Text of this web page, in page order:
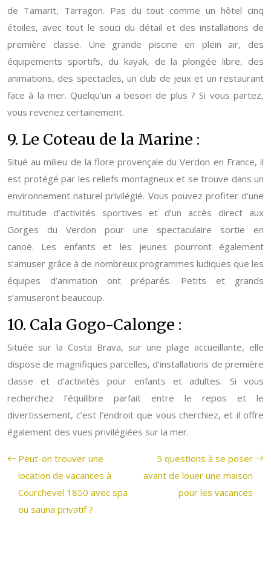
de Tamarit, Tarragon. Pas du tout comme un hôtel cinq
étoiles, avec tout le souci du détail et des installations de
première classe. Une grande piscine en plein air, des
équipements sportifs, du kayak, de la plongée libre, des
animations, des spectacles, un club de jeux et un restaurant
face à la mer. Quelqu’un a besoin de plus ? Si vous partez,
vous revenez certainement.
9. Le Coteau de la Marine :
Situé au milieu de la flore provençale du Verdon en France, il
est protégé par les reliefs montagneux et se trouve dans un
environnement naturel privilégié. Vous pouvez profiter d’une
multitude d’activités sportives et d’un accès direct aux
Gorges du Verdon pour une spectaculaire sortie en
canoë. Les enfants et les jeunes pourront également
s’amuser grâce à de nombreux programmes ludiques que les
équipes d’animation ont préparés. Petits et grands
s’amuseront beaucoup.
10. Cala Gogo-Calonge :
Située sur la Costa Brava, sur une plage accueillante, elle
dispose de magnifiques parcelles, d’installations de première
classe et d’activités pour enfants et adultes. Si vous
recherchez l’équilibre parfait entre le repos et le
divertissement, c’est l’endroit que vous cherchiez, et il offre
également des vues privilégiées sur la mer.
Peut-on trouver une
location de vacances à
Courchevel 1850 avec spa
ou sauna privatif ?
5 questions à se poser
avant de louer une maison
pour les vacances